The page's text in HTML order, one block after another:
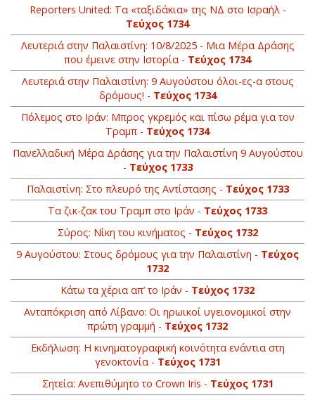
Reporters United: Τα «ταξιδάκια» της ΝΔ στο Ισραήλ -
Τεύχος 1734
Λευτεριά στην Παλαιστίνη: 10/8/2025 - Μια Μέρα Δράσης
που έμεινε στην Ιστορία - Τεύχος 1734
Λευτεριά στην Παλαιστίνη: 9 Αυγούστου όλοι-ες-α στους
δρόμους! - Τεύχος 1734
Πόλεμος στο Ιράν: Μπρος γκρεμός και πίσω ρέμα για τον
Τραμπ - Τεύχος 1734
Πανελλαδική Μέρα Δράσης για την Παλαιστίνη 9 Αυγούστου
- Τεύχος 1733
Παλαιστίνη: Στο πλευρό της Αντίστασης - Τεύχος 1733
Τα ζικ-ζακ του Τραμπ στο Ιράν - Τεύχος 1733
Σύρος: Νίκη του κινήματος - Τεύχος 1732
9 Αυγούστου: Στους δρόμους για την Παλαιστίνη - Τεύχος
1732
Κάτω τα χέρια απ’ το Ιράν - Τεύχος 1732
Ανταπόκριση από Λίβανο: Οι ηρωικοί υγειονομικοί στην
πρώτη γραμμή - Τεύχος 1732
Εκδήλωση: Η κινηματογραφική κοινότητα ενάντια στη
γενοκτονία - Τεύχος 1731
Σητεία: Ανεπιθύμητο το Crown Iris - Τεύχος 1731